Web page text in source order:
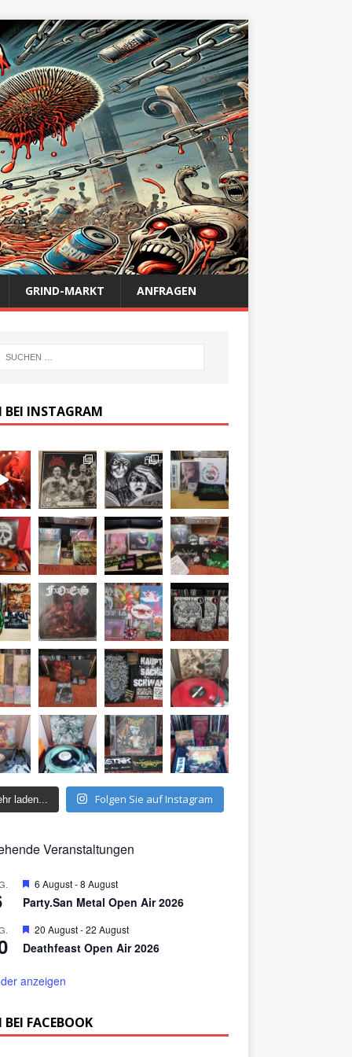
GRIND-MARKT ANFRAGEN
BEI INSTAGRAM
laden... Folgen Sie auf Instagram
Veranstaltungen
H
r
o
r
h
e
n
6 August-8 August
Party.San Metal Open Air 2026
H
r
o
e
h
20 August-22 August
Deathfeast Open Air 2026
anzeigen
BEI FACEBOOK